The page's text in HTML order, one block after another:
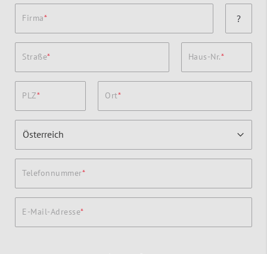
Firma ?
Straße Haus-Nr.
PLZ Ort
Telefonnummer
E-Mail-Adresse